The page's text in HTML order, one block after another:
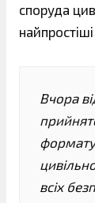
споруда
Вчора
всіх